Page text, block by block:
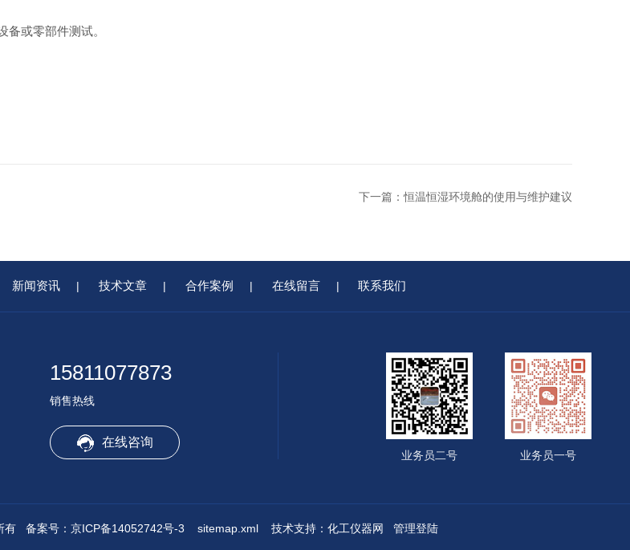
或零部件测试。
下一篇：恒温恒湿环境舱的使用与维护建议
新闻资讯 | 技术文章 | 合作案例 | 在线留言 | 联系我们
15811077873
销售热线
在线咨询
业务员一号
业务员二号
有 备案号：京ICP备14052742号-3 sitemap.xml技术支持： 化工仪器网 管理登陆